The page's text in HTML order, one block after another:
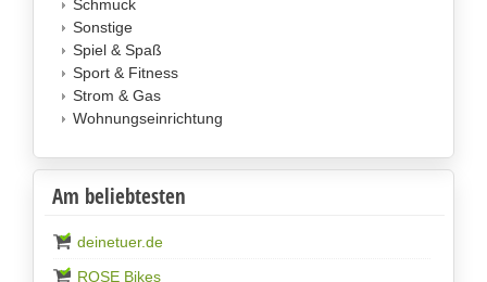
Schmuck
Sonstige
Spiel & Spaß
Sport & Fitness
Strom & Gas
Wohnungseinrichtung
Am beliebtesten
deinetuer.de
ROSE Bikes